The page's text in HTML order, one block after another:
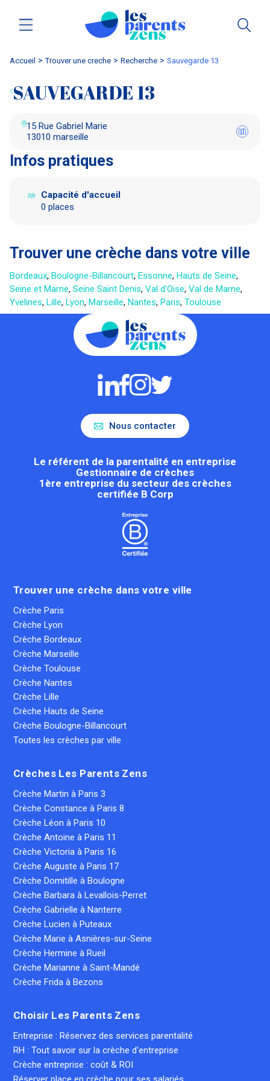
Accueil trouver une creche Recherche sauvegarde 13
SAUVEGARDE 13
15 Rue Gabriel Marie
13010 marseille
Infos pratiques
Capacité d'accueil
0 places
Trouver une crèche dans votre ville
Bordeaux, Boulogne-Billancourt, Essonne, Hauts de Seine,
Seine et Marne, Seine Saint Denis, Val d'Oise, Val de Marne,
Yvelines, Lille, Lyon, Marseille, Nantes, Paris, Toulouse
Nous contacter
Le référent de la parentalité en entreprise
Gestionnaire de crèches
1ère entreprise du secteur des crèches
certifiée B Corp
Trouver une crèche dans votre ville
Crèche Paris
Crèche Lyon
Crèche Bordeaux
Crèche Marseille
Crèche Toulouse
Crèche Nantes
Crèche Lille
Crèche Hauts de Seine
Crèche Boulogne-Billancourt
Toutes les crèches par ville
Crèches Les Parents Zens
Crèche Martin à Paris 3
Crèche Constance à Paris 8
Crèche Léon à Paris 10
Crèche Antoine à Paris 11
Crèche Victoria à Paris 16
Crèche Auguste à Paris 17
Crèche Domitille à Boulogne
Crèche Barbara à Levallois-Perret
Crèche Gabrielle à Nanterre
Crèche Lucien à Puteaux
Crèche Marie à Asnières-sur-Seine
Crèche Hermine à Rueil
Crèche Marianne à Saint-Mandé
Crèche Frida à Bezons
Choisir Les Parents Zens
Entreprise : Réservez des services parentalité
RH : Tout savoir sur la crèche d'entreprise
Crèche entreprise : coût & ROI